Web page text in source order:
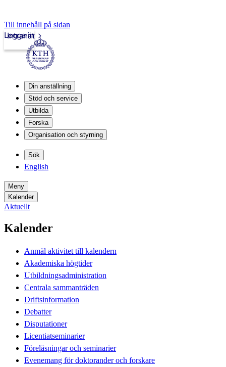
Till innehåll på sidan
Intranät
Logga in
Din anställning
Stöd och service
Utbilda
Forska
Organisation och styrning
Sök
English
Meny
Kalender
Aktuellt
Kalender
Anmäl aktivitet till kalendern
Akademiska högtider
Utbildningsadministration
Centrala sammanträden
Driftsinformation
Debatter
Disputationer
Licentiatseminarier
Föreläsningar och seminarier
Evenemang för doktorander och forskare